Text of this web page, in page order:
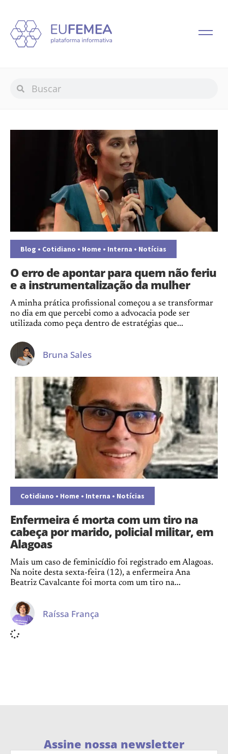
Blog • Cotidiano • Home • Interna • Notícias
O erro de apontar para quem não feriu
e a instrumentalização da mulher
A minha prática profissional começou a se transformar
no dia em que percebi como a advocacia pode ser
utilizada como peça dentro de estratégias que...
Bruna Sales
Cotidiano • Home • Interna • Notícias
Enfermeira é morta com um tiro na
cabeça por marido, policial militar, em
Alagoas
Mais um caso de feminicídio foi registrado em Alagoas.
Na noite desta sexta-feira (12), a enfermeira Ana
Beatriz Cavalcante foi morta com um tiro na...
Raíssa França
Assine nossa newsletter